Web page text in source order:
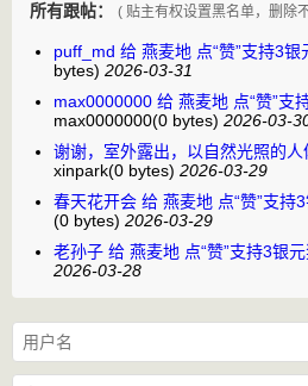
所有跟帖： ( 贴主有权设置黑名单，删除
puff_md 给 燕麦地 点“赞”支持3银
bytes) 2026-03-31
max0000000 给 燕麦地 点“赞”支
max0000000(0 bytes) 2026-03-
谢谢，室外露出，以自然光照的
xinpark(0 bytes) 2026-03-29
春天花开会 给 燕麦地 点“赞”支持3
(0 bytes) 2026-03-29
老孙子 给 燕麦地 点“赞”支持3银元
2026-03-28